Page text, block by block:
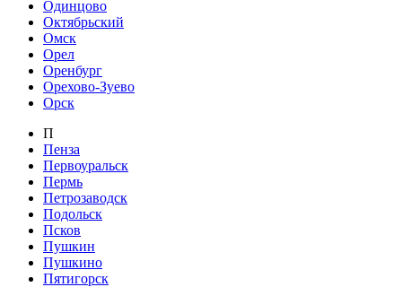
Одинцово
Октябрьский
Омск
Орел
Оренбург
Орехово-Зуево
Орск
П
Пенза
Первоуральск
Пермь
Петрозаводск
Подольск
Псков
Пушкин
Пушкино
Пятигорск